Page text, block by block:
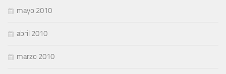
mayo 2010
abril 2010
marzo 2010